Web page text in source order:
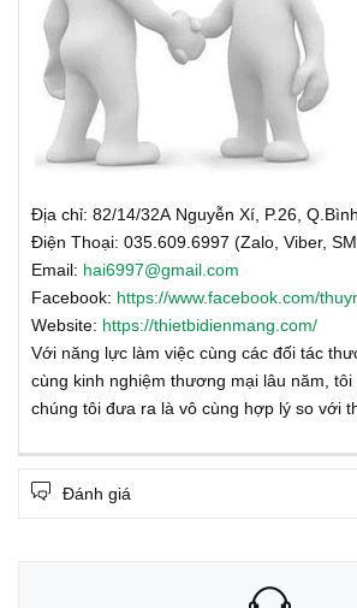
Địa chỉ: 82/14/32A Nguyễn Xí, P.26,
Điện Thoại: 035.609.6997 (Zalo, Viber,
Email: hai6997@gmail.com
Facebook: https://www.facebook.com/
Website: https://thietbidienmang.com/
Với năng lực làm việc cùng các đối tác
cùng kinh nghiệm thương mại lâu năm, tôi
chúng tôi đưa ra là vô cùng hợp lý so với
Đánh giá